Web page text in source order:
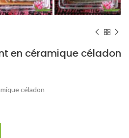
en céramique céladon
céladon